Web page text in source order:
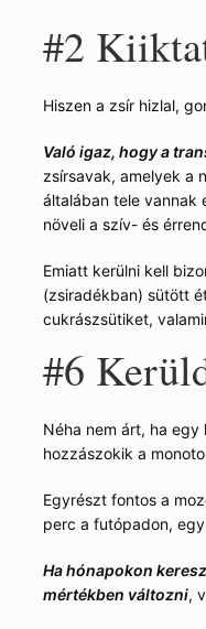
#2
Hiszen a zsír hizlal,
Való igaz, hogy a
zsírsavak, amelyek a
általában tele vannak
növeli a szív- és
Emiatt kerülni kell
(zsiradékban) sütött
cukrászsütiket,
#6
Néha nem árt, ha
hozzászokik a
Egyrészt fontos a
perc a futópadon,
Ha hónapokon
mértékben változni,